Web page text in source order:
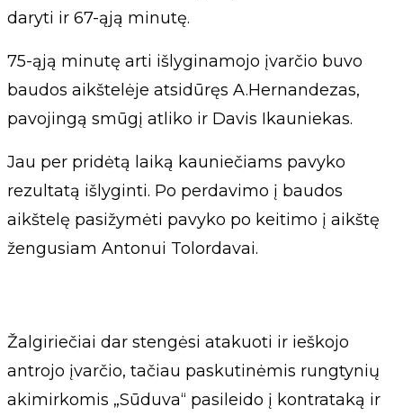
daryti ir 67-ąją minutę.
75-ąją minutę arti išlyginamojo įvarčio buvo
baudos aikštelėje atsidūręs A.Hernandezas,
pavojingą smūgį atliko ir Davis Ikauniekas.
Jau per pridėtą laiką kauniečiams pavyko
rezultatą išlyginti. Po perdavimo į baudos
aikštelę pasižymėti pavyko po keitimo į aikštę
žengusiam Antonui Tolordavai.
Žalgiriečiai dar stengėsi atakuoti ir ieškojo
antrojo įvarčio, tačiau paskutinėmis rungtynių
akimirkomis „Sūduva“ pasileido į kontrataką ir